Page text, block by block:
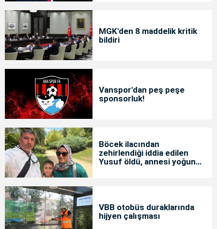
MGK'den 8 maddelik kritik
bildiri
Vanspor'dan peş peşe
sponsorluk!
Böcek ilacından
zehirlendiği iddia edilen
Yusuf öldü, annesi yoğun
VBB otobüs duraklarında
hijyen çalışması